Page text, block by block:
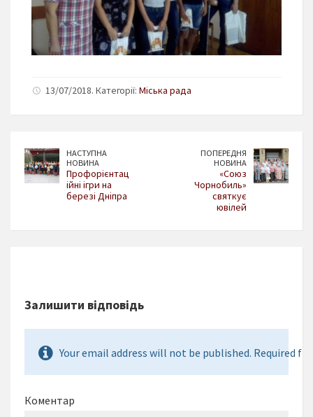
13/07/2018. Категорії: Міська рада
НАСТУПНА
НОВИНА
Профорієнтац
ійні ігри на
березі Дніпра
ПОПЕРЕДНЯ
НОВИНА
«Союз
Чорнобиль»
святкує
ювілей
Залишити відповідь
Your email address will not be published. Required
Коментар